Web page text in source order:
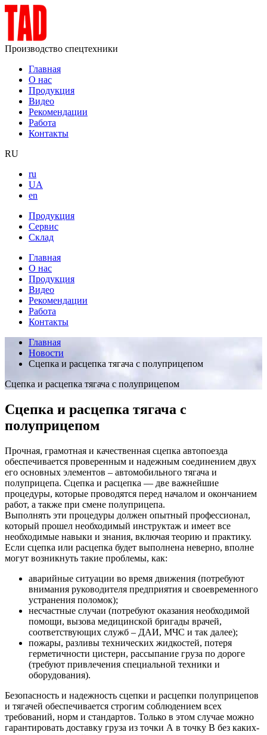
Производство спецтехники
Главная
О нас
Продукция
Видео
Рекомендации
Работа
Контакты
RU
ru
UA
en
Продукция
Сервис
Склад
Главная
О нас
Продукция
Видео
Рекомендации
Работа
Контакты
Главная
Новости
Сцепка и расцепка тягача с полуприцепом
Сцепка и расцепка тягача с полуприцепом
Сцепка и расцепка тягача с
полуприцепом
Прочная, грамотная и качественная сцепка автопоезда
обеспечивается проверенным и надежным соединением двух
его основных элементов – автомобильного тягача и
полуприцепа. Сцепка и расцепка — две важнейшие
процедуры, которые проводятся перед началом и окончанием
работ, а также при смене полуприцепа.
Выполнять эти процедуры должен опытный профессионал,
который прошел необходимый инструктаж и имеет все
необходимые навыки и знания, включая теорию и практику.
Если сцепка или расцепка будет выполнена неверно, вполне
могут возникнуть такие проблемы, как:
аварийные ситуации во время движения (потребуют
внимания руководителя предприятия и своевременного
устранения поломок);
несчастные случаи (потребуют оказания необходимой
помощи, вызова медицинской бригады врачей,
соответствующих служб – ДАИ, МЧС и так далее);
пожары, разливы технических жидкостей, потеря
герметичности цистерн, рассыпание груза по дороге
(требуют привлечения специальной техники и
оборудования).
Безопасность и надежность сцепки и расцепки полуприцепов
и тягачей обеспечивается строгим соблюдением всех
требований, норм и стандартов. Только в этом случае можно
гарантировать доставку груза из точки А в точку В без каких-